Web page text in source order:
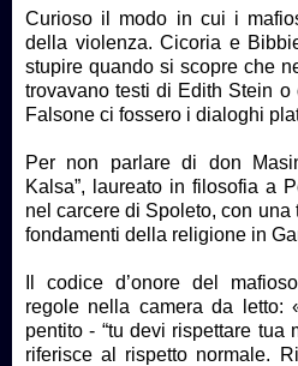
Curioso il modo in cui i
della violenza. Cicoria e
stupire quando si scopre che
trovavano testi di Edith Stein
Falsone ci fossero i dialoghi
Per non parlare di don
Kalsa”, laureato in filosofia a
nel carcere di Spoleto, con una
fondamenti della religione in
Il codice d’onore del
regole nella camera da letto:
pentito - “tu devi rispettare tua
riferisce al rispetto normale.